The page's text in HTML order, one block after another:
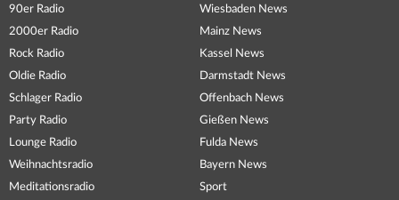
90er Radio
2000er Radio
Rock Radio
Oldie Radio
Schlager Radio
Party Radio
Lounge Radio
Weihnachtsradio
Meditationsradio
Wiesbaden News
Mainz News
Kassel News
Darmstadt News
Offenbach News
Gießen News
Fulda News
Bayern News
Sport